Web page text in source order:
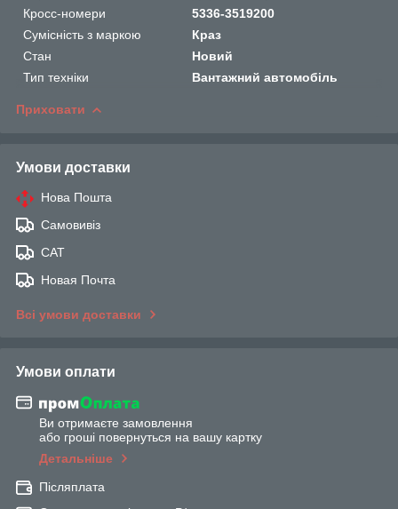
Кросс-номери
5336-3519200
Сумісність з маркою
Краз
Стан
Новий
Тип техніки
Вантажний автомобіль
Приховати
Умови доставки
Нова Пошта
Самовивіз
САТ
Новая Почта
Всі умови доставки
Умови оплати
Ви отримаєте замовлення
або гроші повернуться на вашу картку
Детальніше
Післяплата